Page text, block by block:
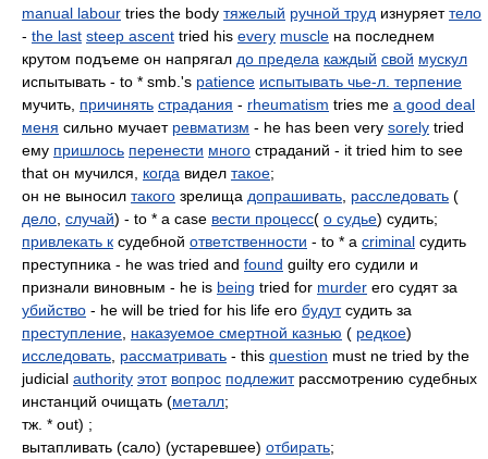
manual labour tries the body тяжелый ручной труд изнуряеттело
- the last steep ascent tried his every muscle на последнем
крутом подъеме он напрягал до предела каждый свой мускул
испытывать - to * smb.'s patience испытывать чье-л. терпение
мучить, причинять страдания - rheumatism tries me a good deal
меня сильно мучает ревматизм - he has been very sorely tried
ему пришлось перенести много страданий - it tried him to see
that он мучился, когда видел такое;
он не выносил такого зрелища допрашивать расследовать (
дело случай) - to * a case вести процесс( о судье) судить;
привлекать к судебной ответственности - to * a criminal судить
преступника - he was tried and found guilty его судили и
признали виновным - he is being tried for murder его судят за
убийство - he will be tried for his life его будутсудить за
преступление наказуемое смертной казнью ( редкое)
исследовать рассматривать - this question must ne tried by the
judicial authority этот вопрос подлежитрассмотрению судебных
инстанций очищать (металл;
тж. * out) ;
вытапливать (сало) (устаревшее) отбирать;